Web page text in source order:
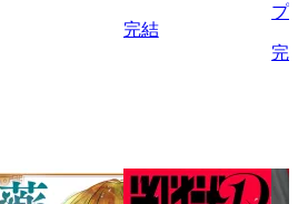
完結
プ
完